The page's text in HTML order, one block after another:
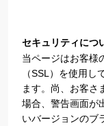
セキュリティにつ
当ページはお客様
（SSL）を使用
ます。尚、お客さ
場合、警告画面が
いバージョンのブ